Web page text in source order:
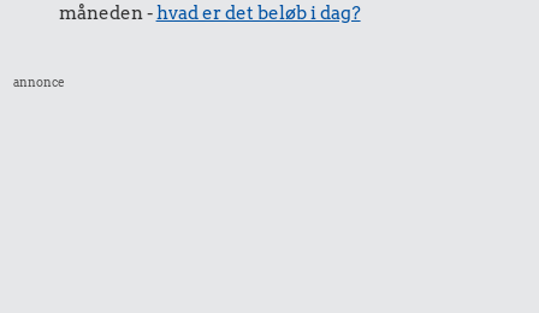
2 kg mel
måneden -hvad er det beløb i dag?
annonce